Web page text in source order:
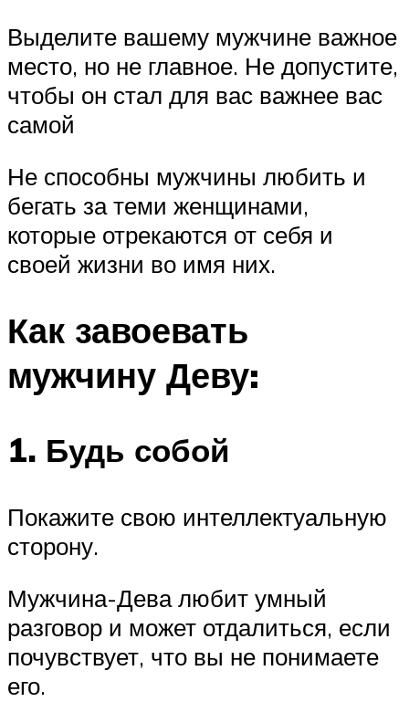
Выделите вашему мужчине важное
место, но не главное. Не допустите,
чтобы он стал для вас важнее вас
самой
Не способны мужчины любить и
бегать за теми женщинами,
которые отрекаются от себя и
своей жизни во имя них.
Как завоевать
мужчину Деву:
1. Будь собой
Покажите свою интеллектуальную
сторону.
Мужчина-Дева любит умный
разговор и может отдалиться, если
почувствует, что вы не понимаете
его.